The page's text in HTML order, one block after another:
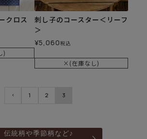
クロス
)
刺し子のコースター＜リーフ
＞
¥5,060税込
×(在庫なし)
1 2 3
伝統柄や季節柄など♪